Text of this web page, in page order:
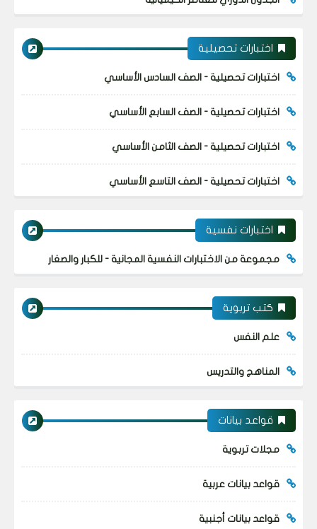
اختبارات تحصيلية
اختبارات تحصيلية - الصف السادس الأساسي
اختبارات تحصيلية - الصف السابع الأساسي
اختبارات تحصيلية - الصف الثامن الأساسي
اختبارات تحصيلية - الصف التاسع الأساسي
اختبارات نفسية
مجموعة من الاختبارات النفسية المجانية - للكبار والصغار
كتب تربوية
علم النفس
المناهج والتدريس
قواعد بيانات
مجلات تربوية
قواعد بيانات عربية
قواعد بيانات أجنبية